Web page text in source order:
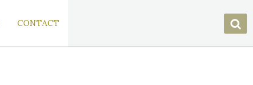
CONTACT